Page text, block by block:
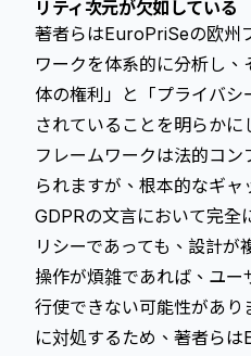
リティ次元が欠如している
著者らはEuroPriSeの欧州
ワークを体系的に分析し
体の権利」と「プライバ
されていることを明らか
フレームワークは法的コ
られますが、根本的なギャ
GDPRの文言において完全
リシーであっても、設計が
操作が煩雑であれば、ユ
行使できない可能性があ
に対処するため、著者ら